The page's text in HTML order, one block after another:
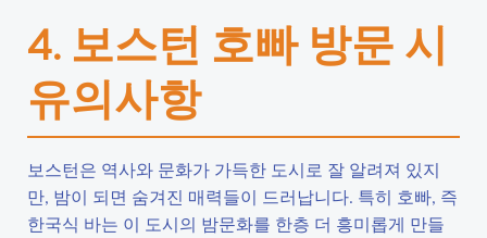
4. 보스턴 호빠 방문 시
유의사항
보스턴은 역사와 문화가 가득한 도시로 잘 알려져 있지
만, 밤이 되면 숨겨진 매력들이 드러납니다. 특히 호빠, 즉
한국식 바는 이 도시의 밤문화를 한층 더 흥미롭게 만들